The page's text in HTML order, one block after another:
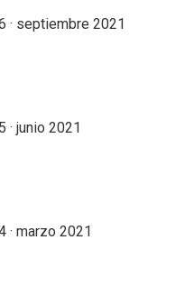
· septiembre 2021
· junio 2021
· marzo 2021